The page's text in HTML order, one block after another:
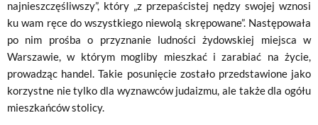
najnieszczęśliwszy”, który „z przepaścistej nędzy swojej wznosi
ku wam ręce do wszystkiego niewolą skrę­powane”. Następowała
po nim prośba o przyznanie ludności żydowskiej miejsca w
Warszawie, w którym mogliby mieszkać i zarabiać na życie,
prowadząc handel. Takie posunięcie zostało przedstawione jako
korzystne nie tylko dla wyznawców judaizmu, ale także dla ogółu
mieszkańców stolicy.